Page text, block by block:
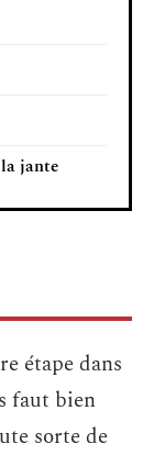
jante
étape dans
faut bien
sorte de